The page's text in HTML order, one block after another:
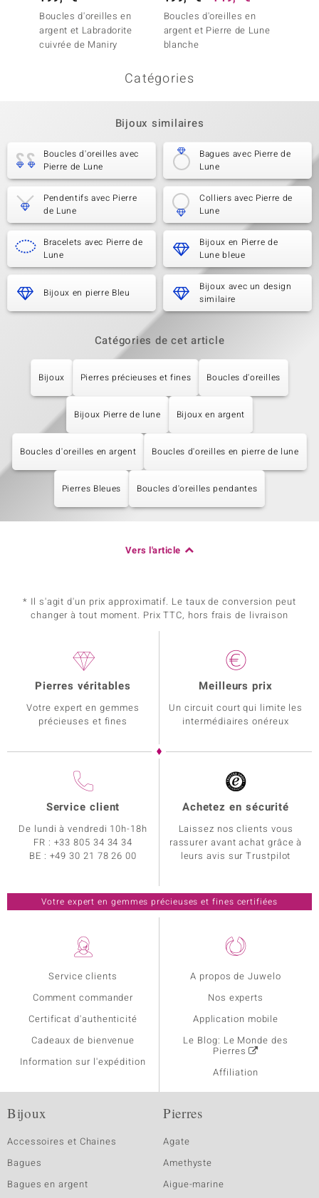
Boucles d'oreilles en
argent et Labradorite
cuivrée de Maniry
Boucles d'oreilles en
argent et Pierre de Lune
blanche
Catégories
Bijoux similaires
Boucles d'oreilles avec
Pierre de Lune
Bagues avec Pierre de
Lune
Pendentifs avec Pierre
de Lune
Colliers avec Pierre de
Lune
Bracelets avec Pierre de
Lune
Bijoux en Pierre de
Lune bleue
Bijoux en pierre Bleu
Bijoux avec un design
similaire
Catégories de cet article
Bijoux Pierres précieuses et fines Boucles d'oreilles
Bijoux Pierre de lune Bijoux en argent
Boucles d'oreilles en argent Boucles d'oreilles en pierre de lune
Pierres Bleues Boucles d'oreilles pendantes
Vers l'article
* Il s'agit d'un prix approximatif. Le taux de conversion peut
changer à tout moment. Prix TTC, hors frais de livraison
Service clients
Comment commander
Certificat d'authenticité
Cadeaux de bienvenue
Information sur l'expédition
A propos de Juwelo
Nos experts
Application mobile
Le Blog: Le Monde des
Pierres
Affiliation
Pierres véritables
Votre expert en gemmes
précieuses et fines
Meilleurs prix
Un circuit court qui limite les
intermédiaires onéreux
Service client
De lundi à vendredi 10h-18h
FR : +33 805 34 34 34
BE : +49 30 21 78 26 00
Achetez en sécurité
Laissez nos clients vous
rassurer avant achat grâce à
leurs avis sur Trustpilot
Votre expert en gemmes précieuses et fines certifiées
Bijoux
Accessoires et Chaines
Bagues
Bagues en argent
Pierres
Agate
Amethyste
Aigue-marine